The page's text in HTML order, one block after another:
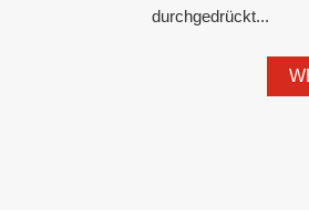
durchgedrückt...